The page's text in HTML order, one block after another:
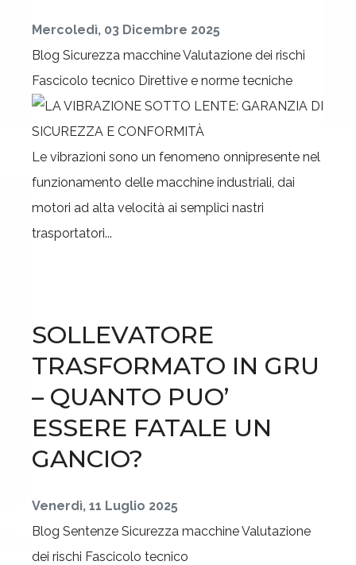
Mercoledì, 03 Dicembre 2025
Blog Sicurezza macchineValutazione dei rischi
Fascicolo tecnico Direttive e norme tecniche
Le vibrazioni sono un fenomeno onnipresente nel
funzionamento delle macchine industriali, dai
motori ad alta velocità ai semplici nastri
trasportatori...
SOLLEVATORE
TRASFORMATO IN GRU
– QUANTO PUO’
ESSERE FATALE UN
GANCIO?
Venerdì, 11 Luglio 2025
Blog Sentenze Sicurezza macchineValutazione
dei rischi Fascicolo tecnico